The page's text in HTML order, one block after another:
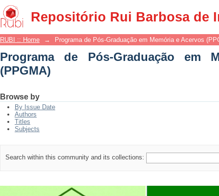
Repositório Rui Barbosa de
Programa de Pós-Graduação em
RUBI :: Home → Programa de Pós-Graduação em Memória e Acervos
Programa de Pós-Graduação em
(PPGMA)
Browse by
By Issue Date
Authors
Titles
Subjects
Search within this community and its collections: